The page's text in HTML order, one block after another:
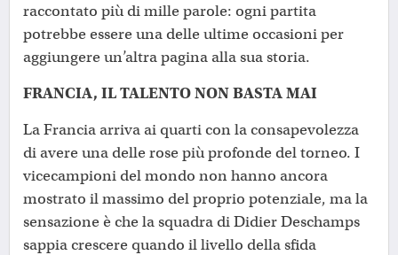
raccontato più di mille parole: ogni partita
potrebbe essere una delle ultime occasioni per
aggiungere un’altra pagina alla sua storia.
FRANCIA, IL TALENTO NON BASTA MAI
La Francia arriva ai quarti con la consapevolezza
di avere una delle rose più profonde del torneo. I
vicecampioni del mondo non hanno ancora
mostrato il massimo del proprio potenziale, ma la
sensazione è che la squadra di Didier Deschamps
sappia crescere quando il livello della sfida